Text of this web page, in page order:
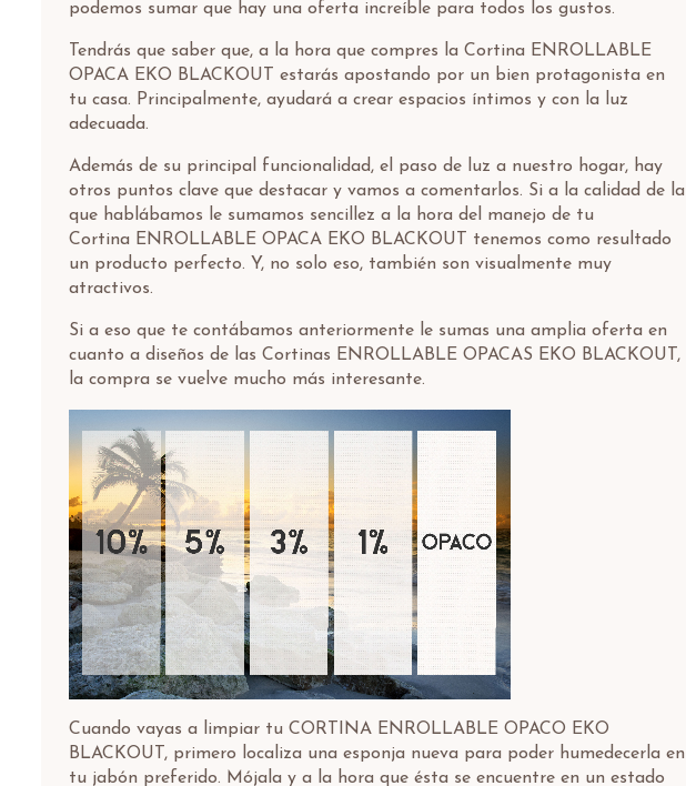
podemos sumar que hay una oferta increíble para todos los gustos.
Tendrás que saber que, a la hora que compres la Cortina ENROLLABLE
OPACA EKO BLACKOUT estarás apostando por un bien protagonista en
tu casa. Principalmente, ayudará a crear espacios íntimos y con la luz
adecuada.
Además de su principal funcionalidad, el paso de luz a nuestro hogar, hay
otros puntos clave que destacar y vamos a comentarlos. Si a la calidad de la
que hablábamos le sumamos sencillez a la hora del manejo de tu
Cortina ENROLLABLE OPACA EKO BLACKOUT tenemos como resultado
un producto perfecto. Y, no solo eso, también son visualmente muy
atractivos.
Si a eso que te contábamos anteriormente le sumas una amplia oferta en
cuanto a diseños de las Cortinas ENROLLABLE OPACAS EKO BLACKOUT,
la compra se vuelve mucho más interesante.
Cuando vayas a limpiar tu CORTINA ENROLLABLE OPACO EKO
BLACKOUT, primero localiza una esponja nueva para poder humedecerla en
tu jabón preferido. Mójala y a la hora que ésta se encuentre en un estado